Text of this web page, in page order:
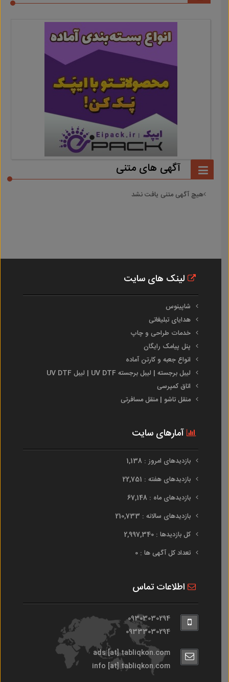
آگهی های متنی
هیچ آگهی متنی یافت نشد
لینک های سایت
شاپینوس
هدایای تبلیغاتی
خدمات طراحی و چاپ
پنل پیامک رایگان
انواع جعبه و کارتن آماده
لیبل برجسته | لیبل برجسته UV DTF | لیبل UV DTF
اتاق کمپرسی
منقل تاشو | منقل مسافرتی
آمارهای سایت
بازدیدهای امروز : 1,138
بازدیدهای هفته : 22,751
بازدیدهای ماه : 67,148
بازدیدهای سالانه : 210,733
کل بازدیدها : 2,997,340
تعداد کل آگهی ها : 0
اطلاعات تماس
09303030294
09333030294
ads [at] tabliqkon.com
info [at] tabliqkon.com